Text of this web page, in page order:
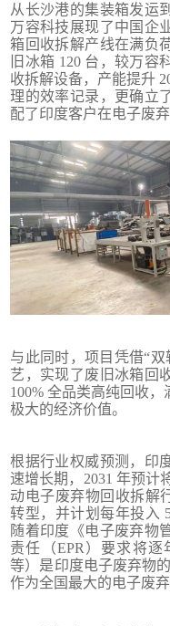
从长沙港的集装箱发运
万容科技展现了中国企
箱回收拆解产线在满负
旧冰箱 120 台，较万容
收拆解设备，产能提升
理的效率记录，更确立
配了印度客户在电子废
与此同时，项目凭借“
艺，实现了废旧冰箱回
100% 全品类高纯回收
极大的经济价值。
根据行业权威预测，印
速增长期，2031 年预计
动电子废弃物回收拆解
转型，并计划每年投入
随着印度《电子废弃物
责任（EPR）要求将
等）是印度电子废弃物
作为全国最大的电子废